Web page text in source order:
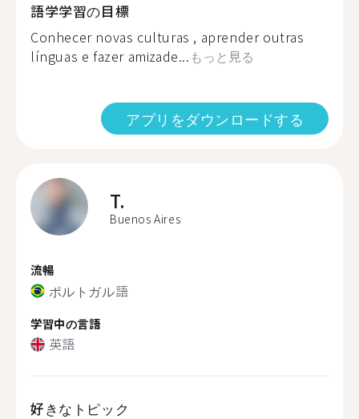
語学学習の目標
Conhecer novas culturas , aprender outras
línguas e fazer amizade... もっと見る
アプリをダウンロードする
T.
Buenos Aires
流暢
ポルトガル語
学習中の言語
英語
好きなトピック